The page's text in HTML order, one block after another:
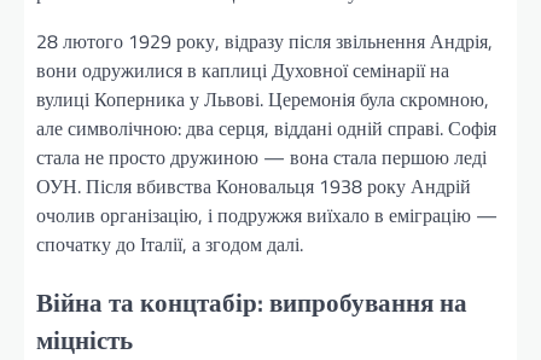
28 лютого 1929 року, відразу після звільнення Андрія,
вони одружилися в каплиці Духовної семінарії на
вулиці Коперника у Львові. Церемонія була скромною,
але символічною: два серця, віддані одній справі. Софія
стала не просто дружиною — вона стала першою леді
ОУН. Після вбивства Коновальця 1938 року Андрій
очолив організацію, і подружжя виїхало в еміграцію —
спочатку до Італії, а згодом далі.
Війна та концтабір: випробування на
міцність